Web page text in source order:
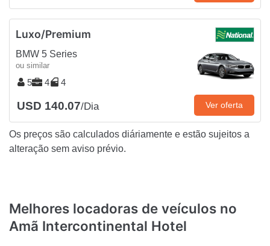
Luxo/Premium
BMW 5 Series
ou similar
5 4 4
USD 140.07/Dia Ver oferta
Os preços são calculados diáriamente e estão sujeitos a
alteração sem aviso prévio.
Melhores locadoras de veículos no
Amã Intercontinental Hotel